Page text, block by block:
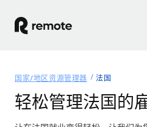
产品
全球招聘
国家/地区资源管理器 法国
轻松管理法国的